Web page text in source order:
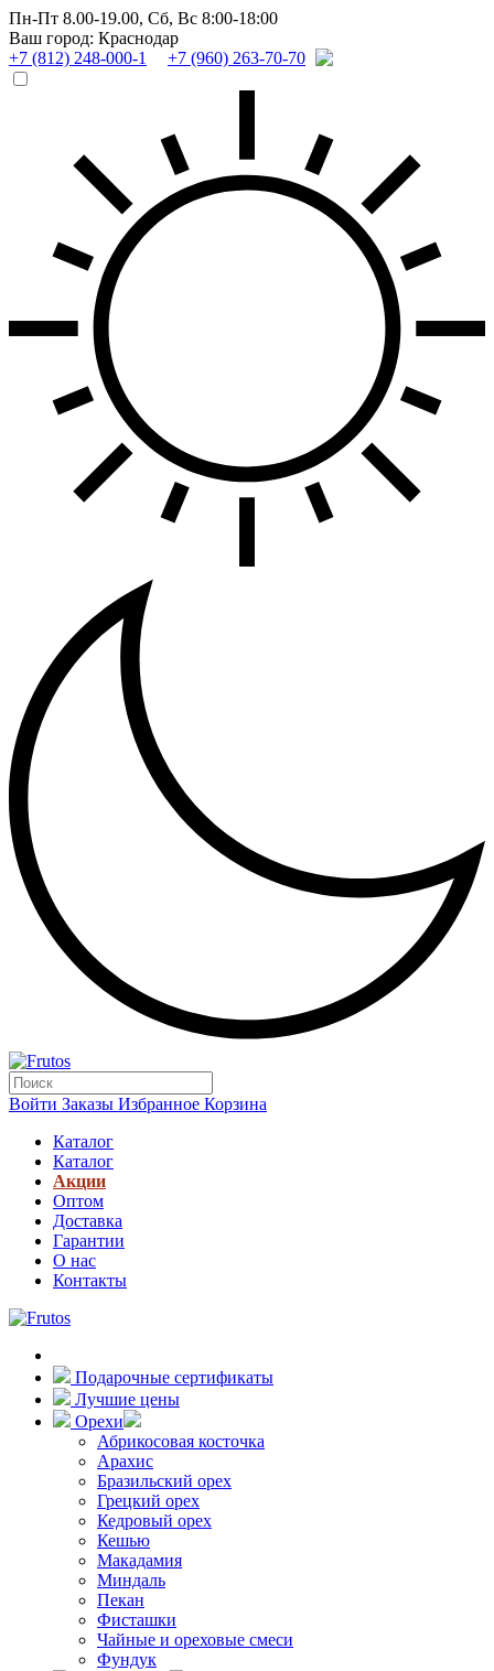
Пн-Пт 8.00-19.00, Сб, Вс 8:00-18:00
Ваш город: Краснодар
+7 (812) 248-000-1
+7 (960) 263-70-70
Войти Заказы Избранное Корзина
Каталог
Каталог
Акции
Оптом
Доставка
Гарантии
О нас
Контакты
Подарочные сертификаты
Лучшие цены
Орехи
Абрикосовая косточка
Арахис
Бразильский орех
Грецкий орех
Кедровый орех
Кешью
Макадамия
Миндаль
Пекан
Фисташки
Чайные и ореховые смеси
Фундук